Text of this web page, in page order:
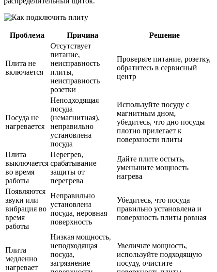
Проблема Причина Решение
Плита не
включается
Отсутствует
питание,
неисправность
плиты,
неисправность
розетки
Проверьте питание, розетку,
обратитесь в сервисный
центр
Посуда не
нагревается
Неподходящая
посуда
(немагнитная),
неправильно
установлена
посуда
Используйте посуду с
магнитным дном,
убедитесь, что дно посуды
плотно прилегает к
поверхности плиты
Плита
выключается
во время
работы
Перегрев,
срабатывание
защиты от
перегрева
Дайте плите остыть,
уменьшите мощность
нагрева
Появляются
звуки или
вибрация во
время
работы
Неправильно
установлена
посуда, неровная
поверхность
Убедитесь, что посуда
правильно установлена и
поверхность плиты ровная
Плита
медленно
нагревает
Низкая мощность,
неподходящая
посуда,
загрязнение
Увеличьте мощность,
используйте подходящую
посуду, очистите